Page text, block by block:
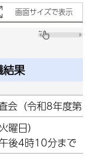
画面サイズで表示
果
会（令和8年度第1
日）
後4時10分まで